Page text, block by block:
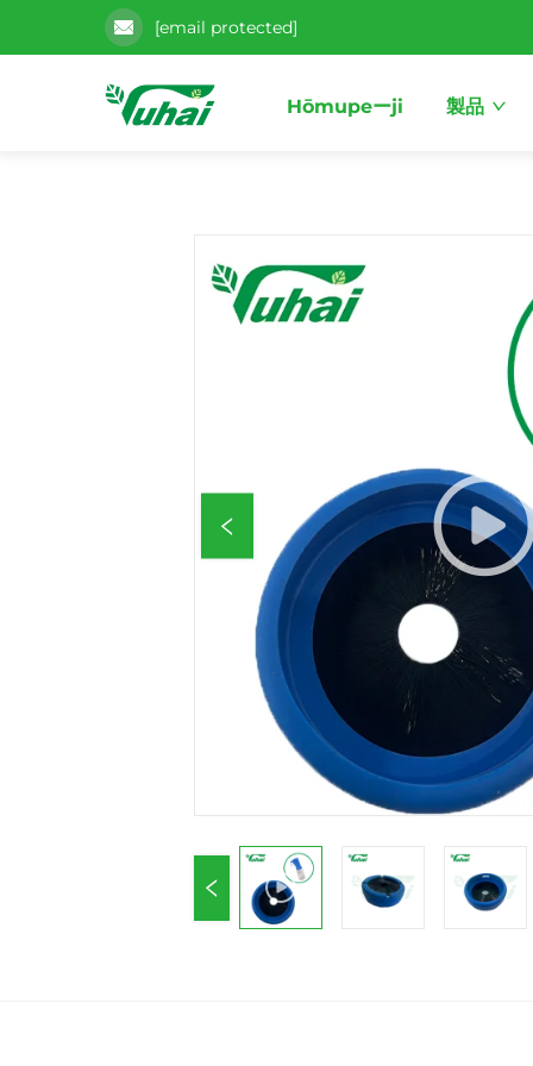
[email protected]
Hōmupeーji 製品